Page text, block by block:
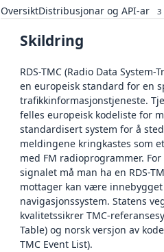
OversiktDistribusjonar og API-ar 3
Skildring
RDS-TMC (Radio Data
en europeisk standard for en
trafikkinformasjonstjeneste.
felles europeisk kodeliste for
standardisert system for å
meldingene kringkastes som
med FM radioprogrammer. For
signalet må man ha en RDS-
mottager kan være
navigasjonssystem. Statens
kvalitetssikrer TMC-
Table) og norsk versjon av
TMC Event List).